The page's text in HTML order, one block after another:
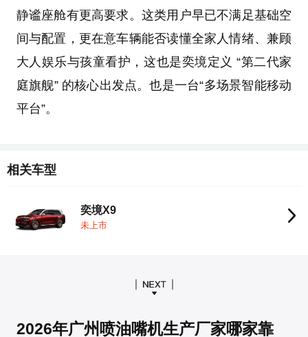
静谧座舱有更高要求。这类用户早已不满足基础空
间与配置，更在意车辆能否读懂全家人情绪、兼顾
大人娱乐与孩童看护，这也是奕境定义 “第二代家
庭旗舰” 的核心出发点。也是一台“多场景智能移动
平台”。
相关车型
奕境X9
未上市
2026年广州喷油嘴机生产厂家哪家靠